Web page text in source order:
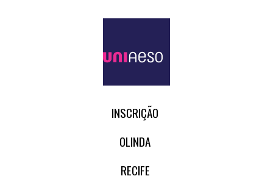
INSCRIÇÃO
OLINDA
RECIFE